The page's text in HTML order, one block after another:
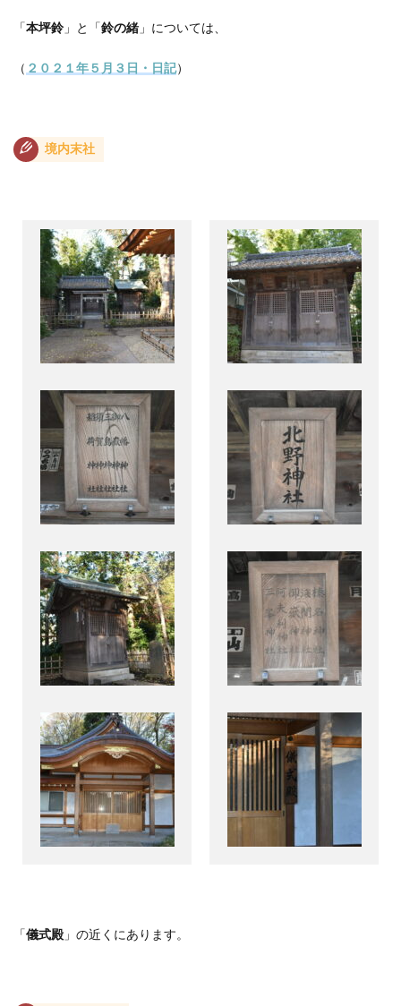
「本坪鈴」と「鈴の緒 」については、
（ ２０２１年５月３日・日記）
境内末社
「儀式殿 」の近くにあります。